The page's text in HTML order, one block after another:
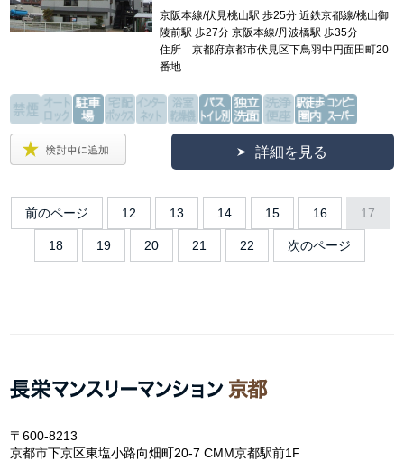
京阪本線/伏見桃山駅 歩25分 近鉄京都線/桃山御
陵前駅 歩27分 京阪本線/丹波橋駅 歩35分
住所 京都府京都市伏見区下鳥羽中円面田町20
番地
詳細を見る
前のページ 12 13 14 15 16 17
18 19 20 21 22 次のページ
〒600-8213
京都市下京区東塩小路向畑町20-7 CMM京都駅前1F